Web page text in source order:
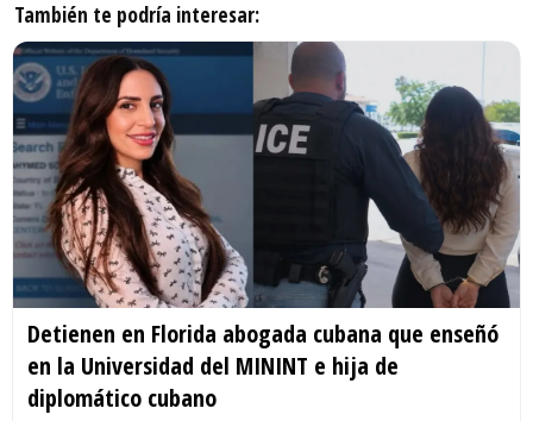
También te podría interesar:
Detienen en Florida abogada cubana que enseñó
en la Universidad del MININT e hija de
diplomático cubano